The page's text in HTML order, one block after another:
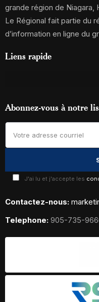
grande région de Niagara,
Le Régional fait partie du
d’information en ligne du
Liens rapide
Abonnez-vous à notre
J'ai lu et j'accepte les
Contactez-nous:
Telephone: 905-735-